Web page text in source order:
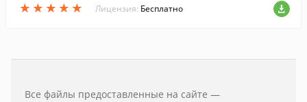
★ ★ ★ ★ ★
★ ★ ★ ★ ★
и, а так же следить за его статусом.
Лицензия: Бесплатно
Все файлы предоставленные на сайте —